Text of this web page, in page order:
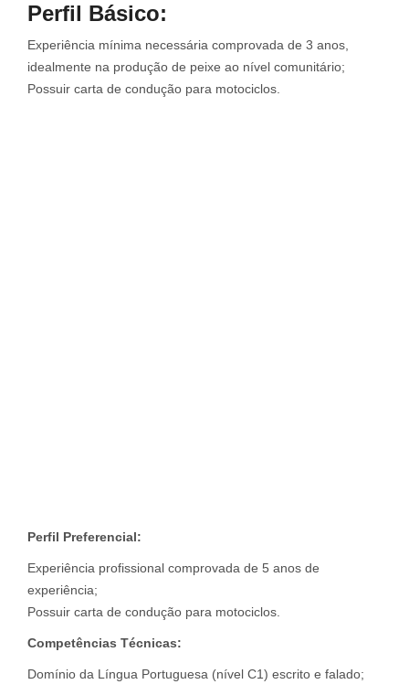
Perfil Básico:
Experiência mínima necessária comprovada de 3 anos,
idealmente na produção de peixe ao nível comunitário;
Possuir carta de condução para motociclos.
Perfil Preferencial:
Experiência profissional comprovada de 5 anos de
experiência;
Possuir carta de condução para motociclos.
Competências Técnicas:
Domínio da Língua Portuguesa (nível C1) escrito e falado;